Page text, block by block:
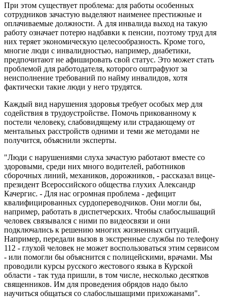
При этом существует проблема: для работы особенных
сотрудников зачастую выделяют наименее престижные и
оплачиваемые должности. А для инвалида выход на такую
работу означает потерю надбавки к пенсии, поэтому труд для
них теряет экономическую целесообразность. Кроме того,
многие люди с инвалидностью, например, диабетики,
предпочитают не афишировать свой статус. Это может стать
проблемой для работодателя, которого оштрафуют за
неисполнение требований по найму инвалидов, хотя
фактически такие люди у него трудятся.
Каждый вид нарушения здоровья требует особых мер для
содействия в трудоустройстве. Помочь прикованному к
постели человеку, слабовидящему или страдающему от
ментальных расстройств одними и теми же методами не
получится, объяснили эксперты.
"Люди с нарушениями слуха зачастую работают вместе со
здоровыми, среди них много водителей, работников
сборочных линий, механиков, дорожников, - рассказал вице-
президент Всероссийского общества глухих Александр
Качергис. - Для нас огромная проблема - дефицит
квалифицированных сурдопереводчиков. Они могли бы,
например, работать в диспетчерских. Чтобы слабослышащий
человек связывался с ними по видеосвязи и они
подключались к решению многих жизненных ситуаций.
Например, передали вызов в экстренные службы по телефону
112 - глухой человек не может воспользоваться этим сервисом
- или помогли бы объяснится с полицейскими, врачами. Мы
проводили курсы русского жестового языка в Курской
области - так туда пришли, в том числе, несколько десятков
священников. Им для проведения обрядов надо было
научиться общаться со слабослышащими прихожанами".